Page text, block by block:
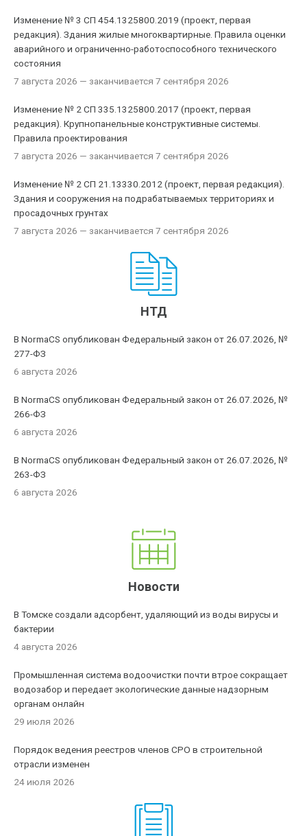
Изменение № 3 СП 454.1325800.2019 (проект, первая
редакция). Здания жилые многоквартирные. Правила оценки
аварийного и ограниченно-работоспособного технического
состояния
7 августа 2026 — заканчивается 7 сентября 2026
Изменение № 2 СП 335.1325800.2017 (проект, первая
редакция). Крупнопанельные конструктивные системы.
Правила проектирования
7 августа 2026 — заканчивается 7 сентября 2026
Изменение № 2 СП 21.13330.2012 (проект, первая редакция).
Здания и сооружения на подрабатываемых территориях и
просадочных грунтах
7 августа 2026 — заканчивается 7 сентября 2026
НТД
В NormaCS опубликован Федеральный закон от 26.07.2026, №
277-ФЗ
6 августа 2026
В NormaCS опубликован Федеральный закон от 26.07.2026, №
266-ФЗ
6 августа 2026
В NormaCS опубликован Федеральный закон от 26.07.2026, №
263-ФЗ
6 августа 2026
Новости
В Томске создали адсорбент, удаляющий из воды вирусы и
бактерии
4 августа 2026
Промышленная система водоочистки почти втрое сокращает
водозабор и передает экологические данные надзорным
органам онлайн
29 июля 2026
Порядок ведения реестров членов СРО в строительной
отрасли изменен
24 июля 2026